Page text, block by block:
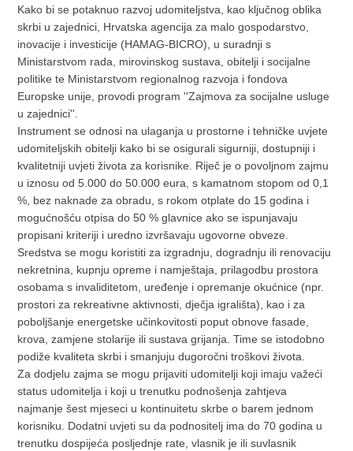
Kako bi se potaknuo razvoj udomiteljstva, kao ključnog oblika
skrbi u zajednici, Hrvatska agencija za malo gospodarstvo,
inovacije i investicije (HAMAG-BICRO), u suradnji s
Ministarstvom rada, mirovinskog sustava, obitelji i socijalne
politike te Ministarstvom regionalnog razvoja i fondova
Europske unije, provodi program ''Zajmova za socijalne usluge
u zajednici''.
Instrument se odnosi na ulaganja u prostorne i tehničke uvjete
udomiteljskih obitelji kako bi se osigurali sigurniji, dostupniji i
kvalitetniji uvjeti života za korisnike. Riječ je o povoljnom zajmu
u iznosu od 5.000 do 50.000 eura, s kamatnom stopom od 0,1
%, bez naknade za obradu, s rokom otplate do 15 godina i
mogućnošću otpisa do 50 % glavnice ako se ispunjavaju
propisani kriteriji i uredno izvršavaju ugovorne obveze.
Sredstva se mogu koristiti za izgradnju, dogradnju ili renovaciju
nekretnina, kupnju opreme i namještaja, prilagodbu prostora
osobama s invaliditetom, uređenje i opremanje okućnice (npr.
prostori za rekreativne aktivnosti, dječja igrališta), kao i za
poboljšanje energetske učinkovitosti poput obnove fasade,
krova, zamjene stolarije ili sustava grijanja. Time se istodobno
podiže kvaliteta skrbi i smanjuju dugoročni troškovi života.
Za dodjelu zajma se mogu prijaviti udomitelji koji imaju važeći
status udomitelja i koji u trenutku podnošenja zahtjeva
najmanje šest mjeseci u kontinuitetu skrbe o barem jednom
korisniku. Dodatni uvjeti su da podnositelj ima do 70 godina u
trenutku dospijeća posljednje rate, vlasnik je ili suvlasnik